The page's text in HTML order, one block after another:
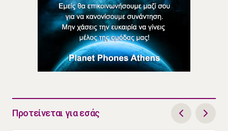
Προτείνεται για εσάς